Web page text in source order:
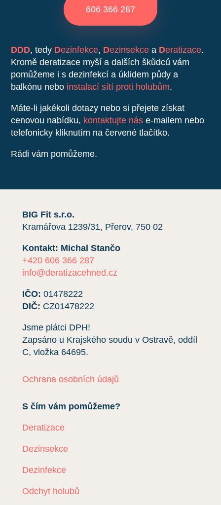
606 366 287
DDD, tedy Dezinfekce, Dezinsekce a Deratizace.
Kromě deratizace myší a dalších škůdců vám
pomůžeme i s dezinfekcí a úklidem půdy a
balkónu nebo instalací sítí proti holubům.
Máte-li jakékoli dotazy nebo si přejete získat
cenovou nabídku, kontaktujte nás e-mailem nebo
telefonicky kliknutím na červené tlačítko.
Rádi vám pomůžeme.
BIG Fit s.r.o.
Kramářova 1239/31, Přerov, 750 02
Kontakt: Michal Stančo
+420 606 366 287
info@deratizacehned.cz
IČO: 01478222
DIČ: CZ01478222
Jsme plátci DPH!
Zapsáno u Krajského soudu v Ostravě, oddíl
C, vložka 64695.
Ochrana osobních údajů
S čím vám pomůžeme?
Deratizace
Dezinsekce
Dezinfekce
Odchyt holubů